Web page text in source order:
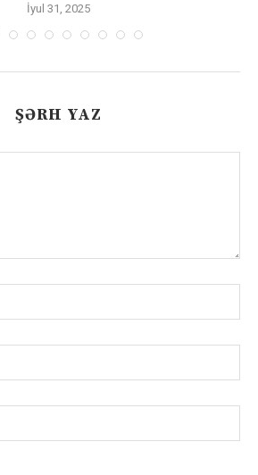
İyul 31, 2025
ŞƏRH YAZ